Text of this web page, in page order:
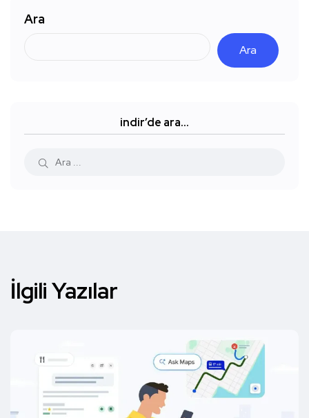
Ara
Ara
indir’de ara…
İlgili Yazılar